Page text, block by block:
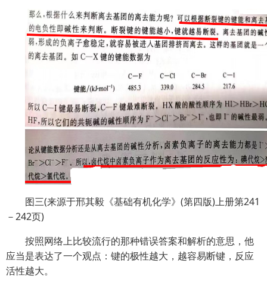
图三(来源于邢其毅《基础有机化学》(第四版)上册第241
－242页)
按照网络上比较流行的那种错误答案和解析的意思，他
应当是表达了一个观点：键的极性越大，越容易断键，反应
活性越大。